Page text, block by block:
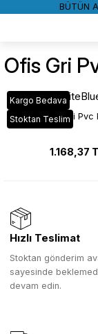
BÜTÜN
Ofis Gri
Kargo Bedava
Stoktan Teslim
VT_969 Ofis Gri Pvc
1.168,37
Hızlı Teslimat
Stoktan gönderim
sayesinde
devam edin.